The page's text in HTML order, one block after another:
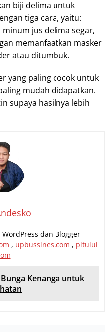
biji delima untuk
tiga cara, yaitu:
jus delima segar,
memanfaatkan masker
atau ditumbuk.
yang paling cocok untuk
mudah didapatkan.
supaya hasilnya lebih
dan Blogger
, upbussines.com , pitului
Kenanga untuk